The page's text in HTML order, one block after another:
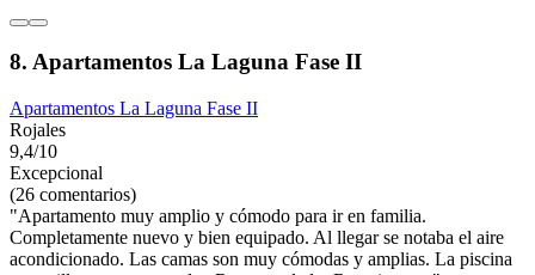
8. Apartamentos La Laguna Fase II
Apartamentos La Laguna Fase II
Rojales
9,4/10
Excepcional
(26 comentarios)
"Apartamento muy amplio y cómodo para ir en familia.
Completamente nuevo y bien equipado. Al llegar se notaba el aire
acondicionado. Las camas son muy cómodas y amplias. La piscina